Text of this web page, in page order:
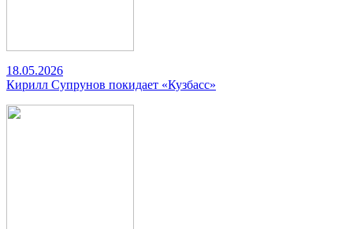
18.05.2026
Кирилл Супрунов покидает «Кузбасс»